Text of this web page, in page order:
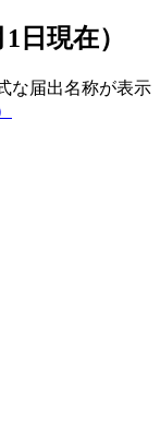
日現在）
な届出名称が表示